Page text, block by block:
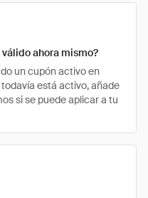
ahora mismo?
un cupón activo en
está activo, añade
si se puede aplicar a tu